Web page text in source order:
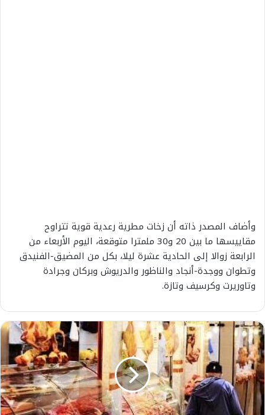
وأضاف المصدر ذاته أن زخات مطرية رعدية قوية تتراوح
مقاييسها ما بين 20 و30 ملمترا متوقعة، اليوم الأربعاء من
الرابعة زوالا إلى الحادية عشرة ليلا، بكل من المضيق-الفنيدق
وتطوان ووجدة-أنجاد والناظور والدريوش وبركان وجرادة
وتاوريرت وكرسيف وتازة.
ح
م
ل
ة
"
خ
ل